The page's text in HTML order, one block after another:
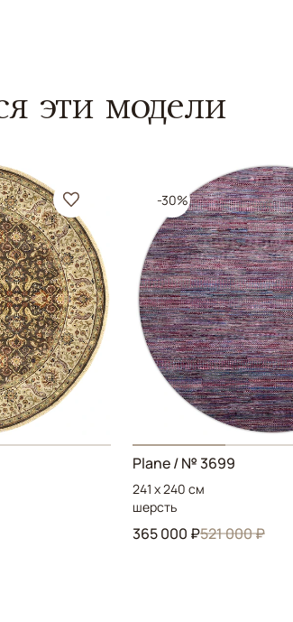
эти модели
-30%
Plane / № 3699
241 x 240 см
шерсть
365 000 ₽521 000 ₽